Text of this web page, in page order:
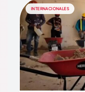
INTERNACIONALES